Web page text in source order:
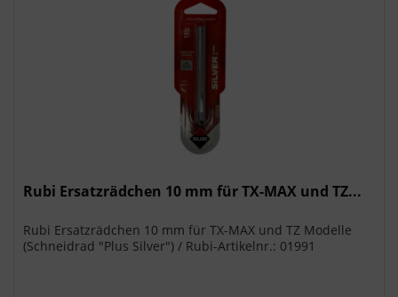
Rubi Ersatzrädchen 10 mm für TX-MAX und TZ...
Rubi Ersatzrädchen 10 mm für TX-MAX und TZ Modelle
(Schneidrad "Plus Silver") / Rubi-Artikelnr.: 01991